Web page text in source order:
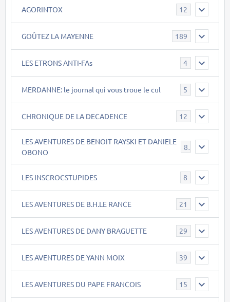
AGORINTOX 12
GOÛTEZ LA MAYENNE 189
LES ETRONS ANTI-FAs 4
MERDANNE: le journal qui vous troue le cul 5
CHRONIQUE DE LA DECADENCE 12
LES AVENTURES DE BENOIT RAYSKI ET DANIELE
OBONO
8
LES INSCROCSTUPIDES 8
LES AVENTURES DE B.H.LE RANCE 21
LES AVENTURES DE DANY BRAGUETTE 29
LES AVENTURES DE YANN MOIX 39
LES AVENTURES DU PAPE FRANCOIS 15